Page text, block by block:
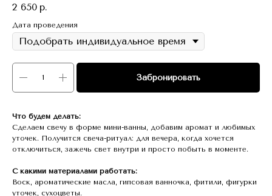
2 650 р.
Дата проведения
Забронировать
Что будем делать:
Сделаем свечу в форме мини-ванны, добавим аромат и любимых
уточек. Получится свеча-ритуал: для вечера, когда хочется
отключиться, зажечь свет внутри и просто побыть в моменте.
С какими материалами работать:
Воск, ароматические масла, гипсовая ванночка, фитили, фигурки
уточек, сухоцветы.